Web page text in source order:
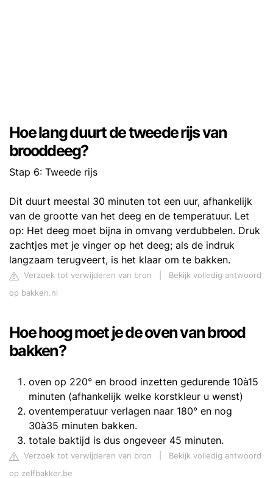
Hoe lang duurt de tweede rijs van
brooddeeg?
Stap 6: Tweede rijs
Dit duurt meestal 30 minuten tot een uur, afhankelijk
van de grootte van het deeg en de temperatuur. Let
op: Het deeg moet bijna in omvang verdubbelen. Druk
zachtjes met je vinger op het deeg; als de indruk
langzaam terugveert, is het klaar om te bakken.
Verzoek tot verwijderen van bron
Bekijk volledig antwoord
op bakken.nl
Hoe hoog moet je de oven van brood
bakken?
oven op 220° en brood inzetten gedurende 10à15
minuten (afhankelijk welke korstkleur u wenst)
oventemperatuur verlagen naar 180° en nog
30à35 minuten bakken.
totale baktijd is dus ongeveer 45 minuten.
Verzoek tot verwijderen van bron
Bekijk volledig antwoord
op zelfbakker.be